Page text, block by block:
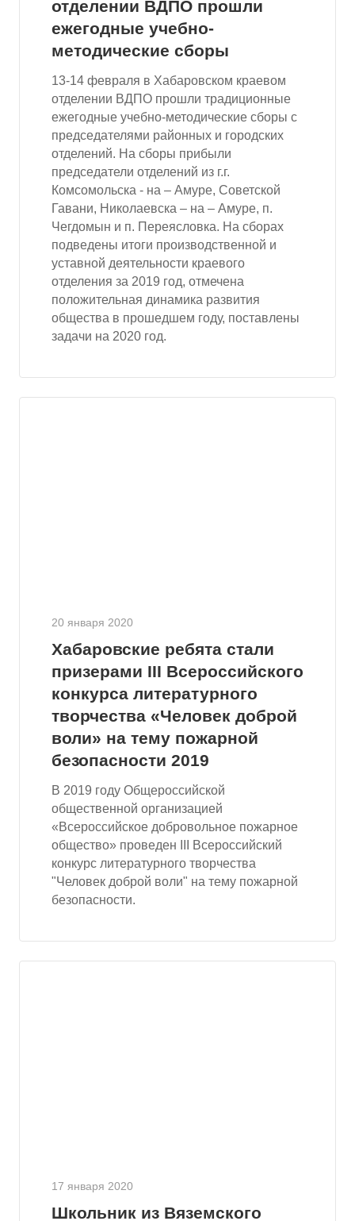
отделении ВДПО прошли
ежегодные учебно-
методические сборы
13-14 февраля в Хабаровском краевом
отделении ВДПО прошли традиционные
ежегодные учебно-методические сборы с
председателями районных и городских
отделений. На сборы прибыли
председатели отделений из г.г.
Комсомольска - на – Амуре, Советской
Гавани, Николаевска – на – Амуре, п.
Чегдомын и п. Переясловка. На сборах
подведены итоги производственной и
уставной деятельности краевого
отделения за 2019 год, отмечена
положительная динамика развития
общества в прошедшем году, поставлены
задачи на 2020 год.
20 января 2020
Хабаровские ребята стали
призерами III Всероссийского
конкурса литературного
творчества «Человек доброй
воли» на тему пожарной
безопасности 2019
В 2019 году Общероссийской
общественной организацией
«Всероссийское добровольное пожарное
общество» проведен III Всероссийский
конкурс литературного творчества
"Человек доброй воли" на тему пожарной
безопасности.
17 января 2020
Школьник из Вяземского